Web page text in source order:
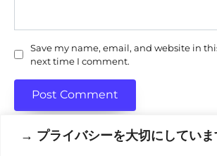
→ プライバシーを大切にしていま
Save my name, email, and website in
next time I comment.